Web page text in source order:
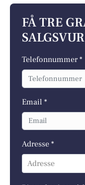
FÅ TRE
Telefonnummer *
Email *
Adresse *
Adresse